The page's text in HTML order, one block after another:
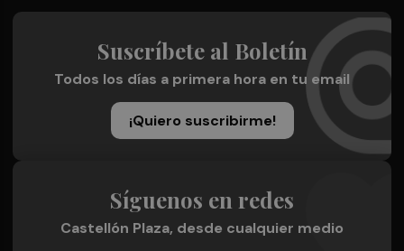
Suscríbete al Boletín
Todos los días a primera hora en tu email
¡Quiero suscribirme!
Síguenos en redes
Castellón Plaza, desde cualquier medio